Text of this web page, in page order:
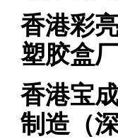
香港
塑胶盒
香港
制造（